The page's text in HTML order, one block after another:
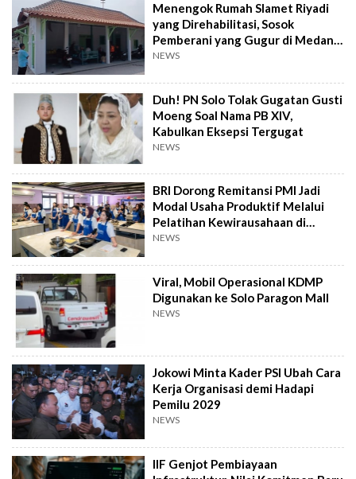
Menengok Rumah Slamet Riyadi
yang Direhabilitasi, Sosok
Pemberani yang Gugur di Medan
Perang
NEWS
Duh! PN Solo Tolak Gugatan Gusti
Moeng Soal Nama PB XIV,
Kabulkan Eksepsi Tergugat
NEWS
BRI Dorong Remitansi PMI Jadi
Modal Usaha Produktif Melalui
Pelatihan Kewirausahaan di
Taiwan
NEWS
Viral, Mobil Operasional KDMP
Digunakan ke Solo Paragon Mall
NEWS
Jokowi Minta Kader PSI Ubah Cara
Kerja Organisasi demi Hadapi
Pemilu 2029
NEWS
IIF Genjot Pembiayaan